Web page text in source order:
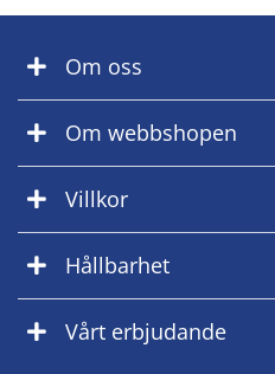
Om oss
Om webbshopen
Villkor
Hållbarhet
Vårt erbjudande